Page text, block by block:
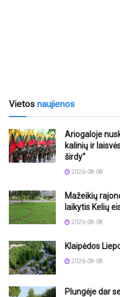
Vietos naujienos
Ariogaloje
kalinių ir
širdy“
2026-08-08
Mažeikių
laikytis Kelių
2026-08-08
Klaipėdos
2026-08-08
Plungėje dar